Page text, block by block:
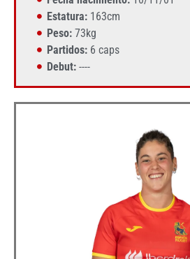
Estatura:163cm
Peso:73kg
Partidos:6 caps
Debut:----